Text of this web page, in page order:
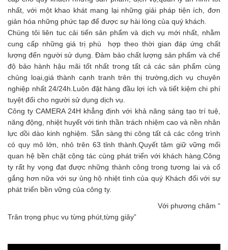
nhất, với một khao khát mang lại những giải pháp tiện ích, đơn
giản hóa những phức tạp để được sự hài lòng của quý khách.
Chúng tôi liên tuc cải tiến sản phẩm và dịch vụ mới nhất, nhằm
cung cấp những giá trị phù hợp theo thời gian đáp ứng chất
lượng đến người sử dụng. Đảm bảo chất lượng sản phẩm và chế
độ bảo hành hậu mãi tốt nhất trong tất cả các sản phẩm cùng
chủng loại,giá thành cạnh tranh trên thị trường,dịch vụ chuyên
nghiệp nhất 24/24h.Luôn đặt hàng đầu lợi ích và tiết kiệm chi phí
tuyệt đối cho người sử dụng dịch vụ.
Công ty CAMERA 24H khẳng định với khả năng sáng tạo trí tuệ,
năng động, nhiệt huyết với tinh thần trách nhiệm cao và nền nhân
lực dồi dào kinh nghiệm. Sẵn sàng thi công tất cả các công trình
có quy mô lớn, nhỏ trên 63 tỉnh thành.Quyết tâm giữ vững mối
quan hệ bền chặt cộng tác cùng phát triển với khách hàng.Công
ty rất hy vọng đạt được những thành công trong tương lai và cố
gắng hơn nữa với sự ủng hộ nhiệt tình của quý Khách đối với sự
phát triển bền vững của công ty.
Với phương châm “
Trân trọng phục vụ từng phút,từng giây”